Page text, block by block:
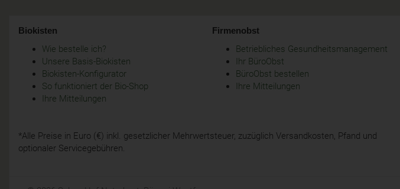
Biokisten
Wie bestelle ich?
Unsere Basis-Biokisten
Biokisten-Konfigurator
So funktioniert der Bio-Shop
Ihre Mitteilungen
Firmenobst
Betriebliches Gesundheitsmanagement
Ihr BüroObst
BüroObst bestellen
Ihre Mitteilungen
*Alle Preise in Euro (€) inkl. gesetzlicher Mehrwertsteuer, zuzüglich Versandkosten, Pfand und
optionaler Servicegebühren.